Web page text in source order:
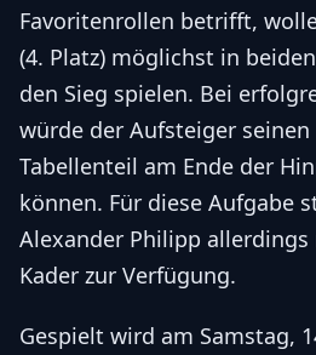
Favoritenrollen betrifft,
(4. Platz) möglichst in
den Sieg spielen. Bei
würde der Aufsteiger
Tabellenteil am Ende der
können. Für diese Aufgabe
Alexander Philipp
Kader zur Verfügung.
Gespielt wird am Samstag,